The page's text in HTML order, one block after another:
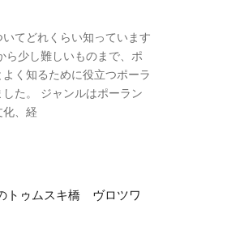
てどれくらい知っています
ら少し難しいものまで、ポ
く知るために役立つポーラ
た。 ジャンルはポーラン
化、経
トゥムスキ橋 ヴロツワ